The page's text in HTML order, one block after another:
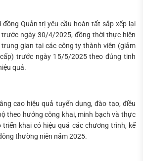
đồng Quản trị yêu cầu hoàn tất sắp xếp lại
trước ngày 30/4/2025, đồng thời thực hiện
gian tại các công ty thành viên (giảm
trước ngày 15/5/2025 theo đúng tinh
quả.
cao hiệu quả tuyển dụng, đào tạo, điều
theo hướng công khai, minh bạch và thực
khai có hiệu quả các chương trình, kế
thường niên năm 2025.